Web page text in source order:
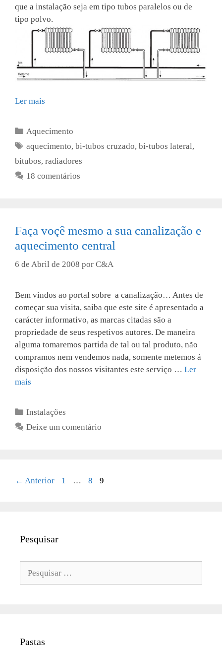
que a instalação seja em tipo tubos paralelos ou de
tipo polvo.
Ler mais
Categorias
Aquecimento
Etiquetas
aquecimento,bi-tubos cruzado,bi-tubos lateral,
bitubos, radiadores
18 comentários
Faça voçê mesmo a sua canalização e
aquecimento central
6 de Abril de 2008 por C&A
Bem vindos ao portal sobre a canalização… Antes de
começar sua visita, saiba que este site é apresentado a
carácter informativo, as marcas citadas são a
propriedade de seus respetivos autores. De maneira
alguma tomaremos partida de tal ou tal produto, não
compramos nem vendemos nada, somente metemos á
disposição dos nossos visitantes este serviço … Ler
mais
Categorias
Instalações
Deixe um comentário
← Anterior Página
1 … Página
8 Página
9
Pesquisar
Pastas